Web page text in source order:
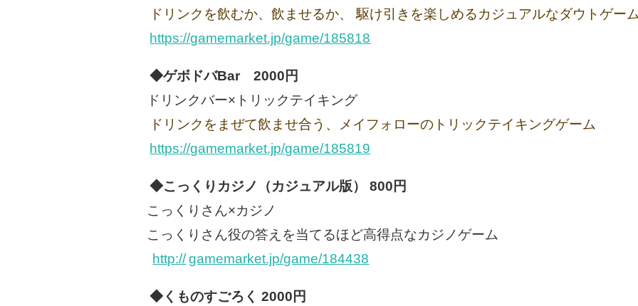
ドリンクを飲むか、飲ませるか、 駆け引きを楽しめるカジュアルなダウトゲー
https://gamemarket.jp/game/185818
◆ゲボドバBar 2000円
ドリンクバー×トリックテイキング
ドリンクをまぜて飲ませ合う、メイフォローのトリックテイキングゲーム
https://gamemarket.jp/game/185819
◆こっくりカジノ（カジュアル版） 800円
こっくりさん×カジノ
こっくりさん役の答えを当てるほど高得点なカジノゲーム
http://gamemarket.jp/game/184438
◆くものすごろく 2000円